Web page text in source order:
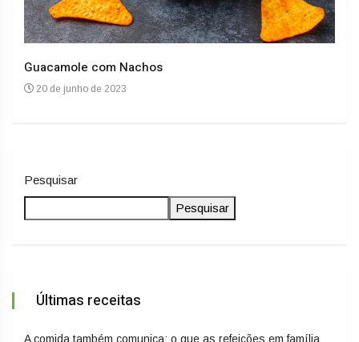
Guacamole com Nachos
20 de junho de 2023
Pesquisar
Pesquisar
Últimas receitas
A comida também comunica: o que as refeições em família